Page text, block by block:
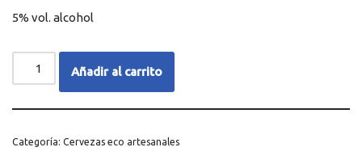
5% vol. alcohol
Añadir al carrito
Categoría: Cervezas eco artesanales